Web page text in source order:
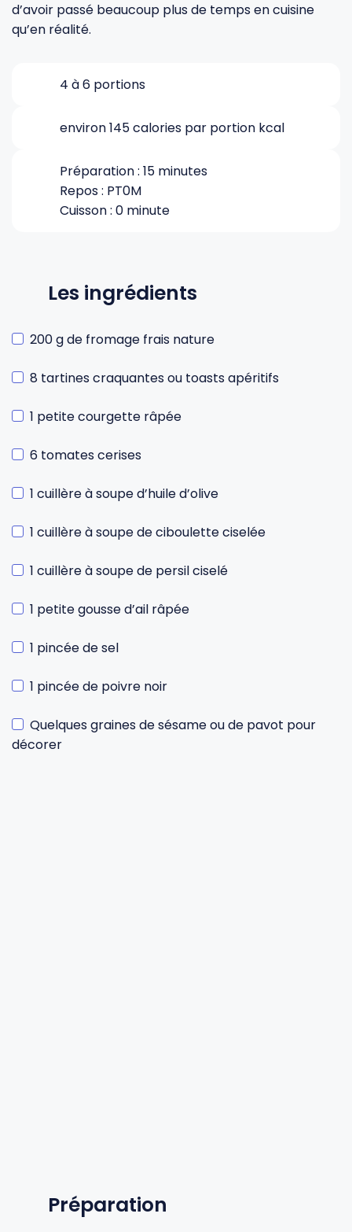
d’avoir passé beaucoup plus de temps en cuisine
qu’en réalité.
4 à 6 portions
environ 145 calories par portion kcal
Préparation : 15 minutes
Repos : PT0M
Cuisson : 0 minute
Les ingrédients
200 g de fromage frais nature
8 tartines craquantes ou toasts apéritifs
1 petite courgette râpée
6 tomates cerises
1 cuillère à soupe d’huile d’olive
1 cuillère à soupe de ciboulette ciselée
1 cuillère à soupe de persil ciselé
1 petite gousse d’ail râpée
1 pincée de sel
1 pincée de poivre noir
Quelques graines de sésame ou de pavot pour
décorer
Préparation